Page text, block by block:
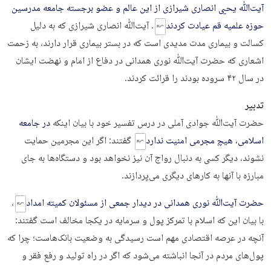
آیت‌ﷲ یحیی انصاری شیرازی از این عالم و عضو برجسته جامعه مدرسین
حوزه علمیه قم عیادت کردند
. آیت‌ﷲ انصاری شیرازی که به دلیل
کسالت و بیماری مدت‌ مدیدی است که در بستر بیماری قرار دارند، به زحمت
اشعاری که حضرت آیت‌ﷲ نوری همدانی در دفاع از امام و نهضت ایشان
در سال ۴۲ سروده بودند را قرائت کردند.
تدبیر
حضرت آیت‌ﷲ جوادی آملی در درس تفسیر خود با بیان اینکهدر جامعه
اسلامی، هیچ مجرمی امنیت ندارد
گفتند: اگر این مجرمین حمایت
نشوند، دیگر کسی به دنبال رواج آن نیز نخواهد بود و دستگاه‌ها به جای
مبارزه با آنها به کارهای دیگری می‌پردازند.
حضرت آیت‌ﷲ نوری همدانی در دیدار جمعی از مسئولان کمیته امداد
،
با بیان این که اسلام با تمرکز پول و سرمایه در یکجا مخالف است گفتند:
آنچه در عرصه اقتصادی مهم است رسیدگی به وضعیت بانک‌هاست؛ چرا که
پول‌های مردم در آنجا انباشته می‌شود که اگر در راه تولید و رفع فقر و